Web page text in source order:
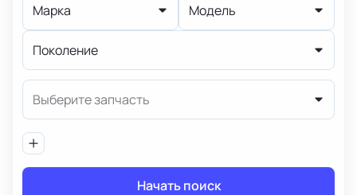
Марка Модель
Поколение
Выберите запчасть
Начать поиск